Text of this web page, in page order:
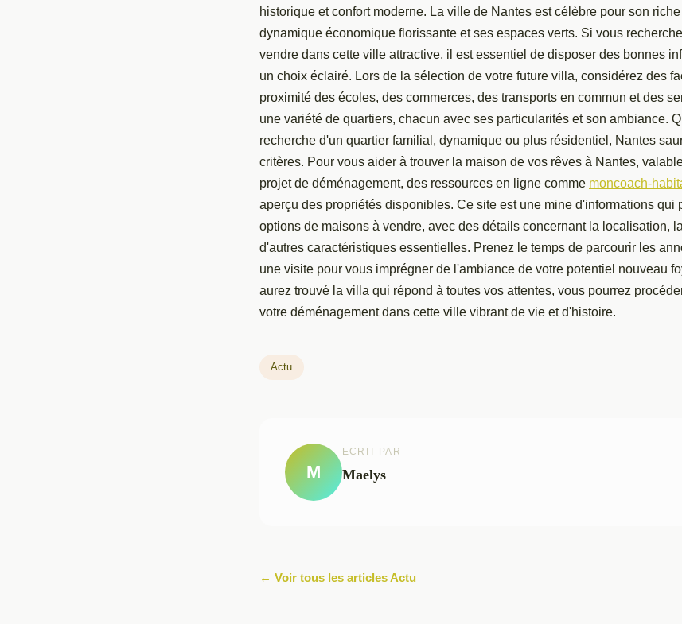
historique et confort moderne. La ville de Nantes est célèbre pour son
dynamique économique florissante et ses espaces verts. Si vous
vendre dans cette ville attractive, il est essentiel de disposer des bonnes
un choix éclairé. Lors de la sélection de votre future villa, considérez des
proximité des écoles, des commerces, des transports en commun et des
une variété de quartiers, chacun avec ses particularités et son ambiance.
recherche d'un quartier familial, dynamique ou plus résidentiel, Nantes
critères. Pour vous aider à trouver la maison de vos rêves à Nantes,
projet de déménagement, des ressources en ligne comme moncoach-
aperçu des propriétés disponibles. Ce site est une mine d'informations qui
options de maisons à vendre, avec des détails concernant la localisation,
d'autres caractéristiques essentielles. Prenez le temps de parcourir les
une visite pour vous imprégner de l'ambiance de votre potentiel nouveau
aurez trouvé la villa qui répond à toutes vos attentes, vous pourrez
votre déménagement dans cette ville vibrant de vie et d'histoire.
Actu
M
ECRIT PAR
Maelys
← Voir tous les articles Actu